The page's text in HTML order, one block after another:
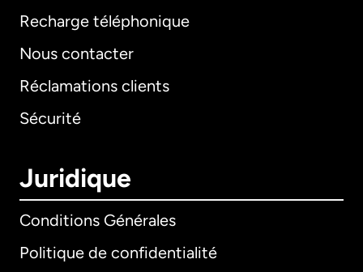
Recharge téléphonique
Nous contacter
Réclamations clients
Sécurité
Juridique
Conditions Générales
Politique de confidentialité